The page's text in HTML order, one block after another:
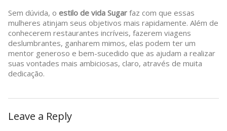
Sem dúvida, o estilo de vida Sugar faz com que essas
mulheres atinjam seus objetivos mais rapidamente. Além de
conhecerem restaurantes incríveis, fazerem viagens
deslumbrantes, ganharem mimos, elas podem ter um
mentor generoso e bem-sucedido que as ajudam a realizar
suas vontades mais ambiciosas, claro, através de muita
dedicação.
Leave a Reply